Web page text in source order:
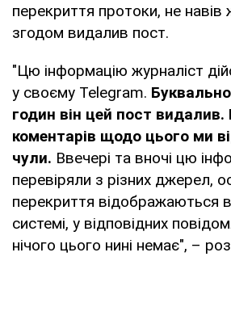
перекриття протоки, не навів
згодом видалив пост.
"Цю інформацію журналіст
у своєму Telegram.
годин він цей пост видалив.
коментарів щодо цього ми
чули. Ввечері та вночі цю
перевіряли з різних джерел,
перекриття відображаються
системі, у відповідних
нічого цього нині немає", –